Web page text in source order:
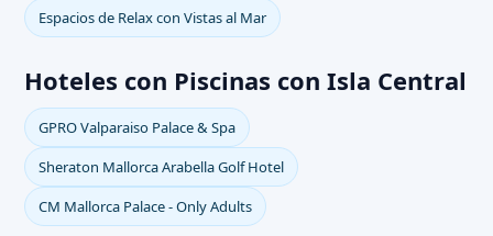
Espacios de Relax con Vistas al Mar
Hoteles con Piscinas con Isla Central
GPRO Valparaiso Palace & Spa
Sheraton Mallorca Arabella Golf Hotel
CM Mallorca Palace - Only Adults